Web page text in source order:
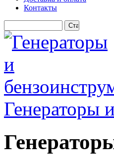
Контакты
Генераторы